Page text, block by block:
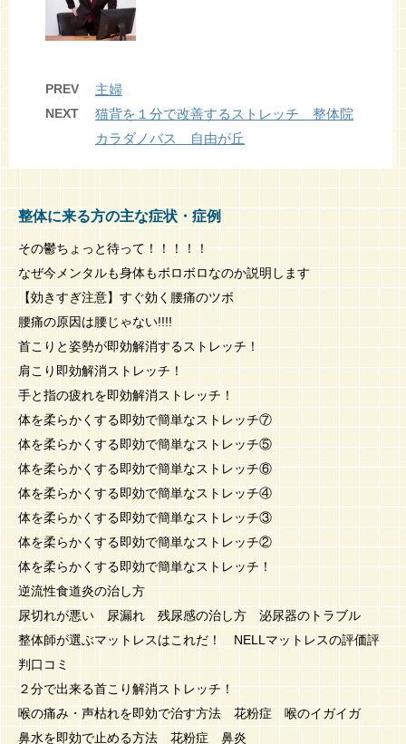
PREV 主婦
NEXT
猫背を１分で改善するストレッチ 整体院
カラダノバス 自由が丘
整体に来る方の主な症状・症例
その鬱ちょっと待って！！！！！
なぜ今メンタルも身体もボロボロなのか説明します
【効きすぎ注意】すぐ効く腰痛のツボ
腰痛の原因は腰じゃない!!!!
首こりと姿勢が即効解消するストレッチ！
肩こり即効解消ストレッチ！
手と指の疲れを即効解消ストレッチ！
体を柔らかくする即効で簡単なストレッチ⑦
体を柔らかくする即効で簡単なストレッチ⑤
体を柔らかくする即効で簡単なストレッチ⑥
体を柔らかくする即効で簡単なストレッチ④
体を柔らかくする即効で簡単なストレッチ③
体を柔らかくする即効で簡単なストレッチ②
体を柔らかくする即効で簡単なストレッチ！
逆流性食道炎の治し方
尿切れが悪い 尿漏れ 残尿感の治し方 泌尿器のトラブル
整体師が選ぶマットレスはこれだ！ NELLマットレスの評価評
判口コミ
２分で出来る首こり解消ストレッチ！
喉の痛み・声枯れを即効で治す方法 花粉症 喉のイガイガ
鼻水を即効で止める方法 花粉症 鼻炎